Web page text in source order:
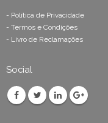
- Política de Privacidade
- Termos e Condições
- Livro de Reclamações
Social